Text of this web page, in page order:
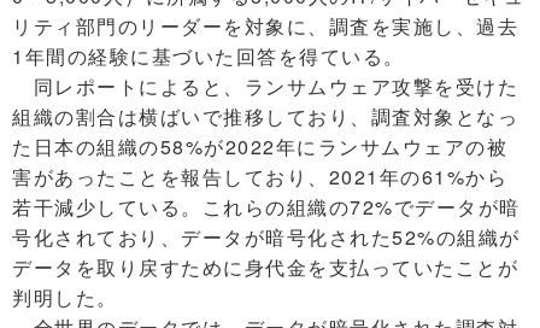
リティ部門のリーダーを対象に、調査を実施し、過去
1年間の経験に基づいた回答を得ている。
同レポートによると、ランサムウェア攻撃を受けた
組織の割合は横ばいで推移しており、調査対象となっ
た日本の組織の58%が2022年にランサムウェアの被
害があったことを報告しており、2021年の61%から
若干減少している。これらの組織の72%でデータが暗
号化されており、データが暗号化された52%の組織が
データを取り戻すために身代金を支払っていたことが
判明した。